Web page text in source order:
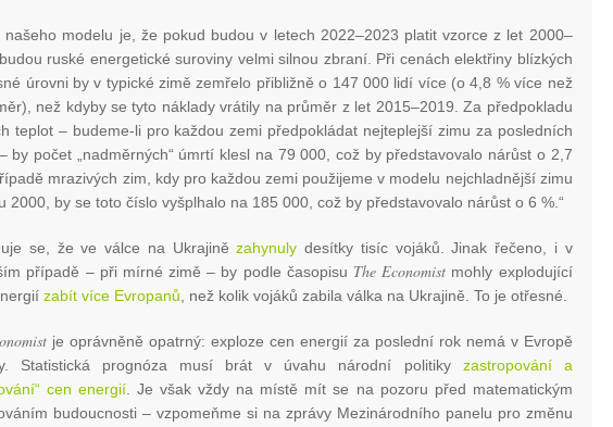
našeho modelu je, že pokud budou v letech 2022–2023 platit vzorce z let 2000–
ruské energetické suroviny velmi silnou zbraní. Při cenách elektřiny blízkých
úrovni by v typické zimě zemřelo přibližně o 147 000 lidí více (o 4,8 % více než
než kdyby se tyto náklady vrátily na průměr z let 2015–2019. Za předpokladu
teplot – budeme-li pro každou zemi předpokládat nejteplejší zimu za posledních
by počet „nadměrných“ úmrtí klesl na 79 000, což by představovalo nárůst o 2,7
mrazivých zim, kdy pro každou zemi použijeme v modelu nejchladnější zimu
2000, by se toto číslo vyšplhalo na 185 000, což by představovalo nárůst o 6 %.“
se, že ve válce na Ukrajinězahynuly desítky tisíc vojáků. Jinak řečeno, i v
případě – při mírné zimě – by podle časopisu The Economist mohly explodující
zabít více Evropanů , než kolik vojáků zabila válka na Ukrajině. To je otřesné.
je oprávněně opatrný: exploze cen energií za poslední rok nemá v Evropě
Statistická prognóza musí brát v úvahu národní politiky zastropování a
cen energií . Je však vždy na místě mít se na pozoru před matematickým
budoucnosti – vzpomeňme si na zprávy Mezinárodního panelu pro změnu